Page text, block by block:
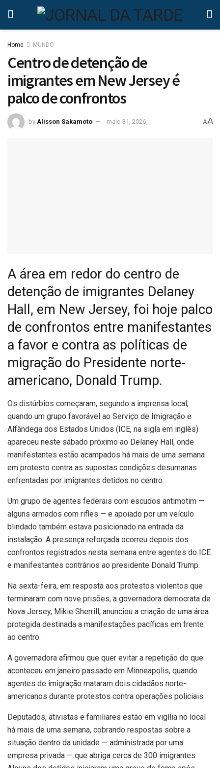
Home MUNDO
Centro de detenção de
imigrantes em New Jersey é
palco de confrontos
by Alisson Sakamoto maio 31, 2026 AA
A área em redor do centro de
detenção de imigrantes Delaney
Hall, em New Jersey, foi hoje palco
de confrontos entre manifestantes
a favor e contra as políticas de
migração do Presidente norte-
americano, Donald Trump.
Os distúrbios começaram, segundo a imprensa local,
quando um grupo favorável ao Serviço de Imigração e
Alfândega dos Estados Unidos (ICE, na sigla em inglês)
apareceu neste sábado próximo ao Delaney Hall, onde
manifestantes estão acampados há mais de uma semana
em protesto contra as supostas condições desumanas
enfrentadas por imigrantes detidos no centro.
Um grupo de agentes federais com escudos antimotim —
alguns armados com rifles — e apoiado por um veículo
blindado também estava posicionado na entrada da
instalação. A presença reforçada ocorreu depois dos
confrontos registrados nesta semana entre agentes do ICE
e manifestantes contrários ao presidente Donald Trump.
Na sexta-feira, em resposta aos protestos violentos que
terminaram com nove prisões, a governadora democrata de
Nova Jersey, Mikie Sherrill, anunciou a criação de uma área
protegida destinada a manifestações pacíficas em frente
ao centro.
A governadora afirmou que quer evitar a repetição do que
aconteceu em janeiro passado em Minneapolis, quando
agentes de imigração mataram dois cidadãos norte-
americanos durante protestos contra operações policiais.
Deputados, ativistas e familiares estão em vigília no local
há mais de uma semana, cobrando respostas sobre a
situação dentro da unidade — administrada por uma
empresa privada — que abriga cerca de 300 imigrantes.